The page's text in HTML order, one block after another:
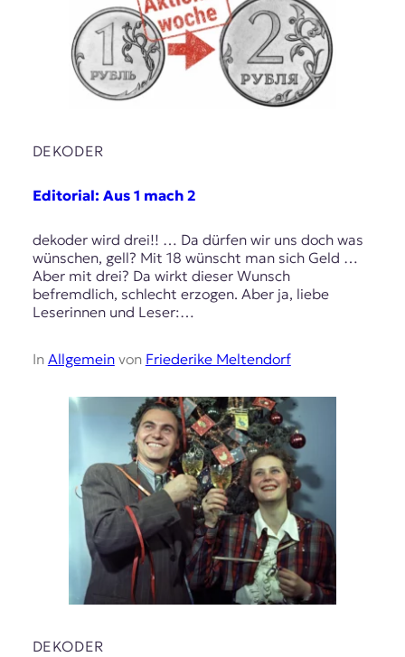
DEKODER
Editorial: Aus 1 mach 2
dekoder wird drei!! … Da dürfen wir uns doch was
wünschen, gell? Mit 18 wünscht man sich Geld …
Aber mit drei? Da wirkt dieser Wunsch
befremdlich, schlecht erzogen. Aber ja, liebe
Leserinnen und Leser:…
In Allgemeinvon Friederike Meltendorf
DEKODER